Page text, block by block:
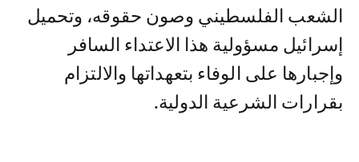
الشعب الفلسطيني وصون حقوقه، وتحميل
إسرائيل مسؤولية هذا الاعتداء السافر
وإجبارها على الوفاء بتعهداتها والالتزام
بقرارات الشرعية الدولية.